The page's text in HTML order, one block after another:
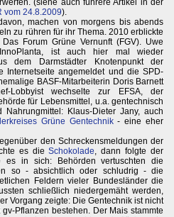
(siehe auch führere Artikel in der
vom 24.8.2009).
machen von morgens bis abends
zu rühren für ihr Thema. 2010 erblickte
Forum Grüne Vernunft (FGV). Uwe
ist auch hier mal wieder
dem Darmstädter Knotenpunkt der
Internetseite angemeldet und die SPD-
BASF-Mitarbeiterin Doris Barnett
Lobbyist wechselte zur EFSA, der
für Lebensmittel, u.a. gentechnisch
Klaus-Dieter Jany, auch
Grüne Gentechnik- eine eher
den Schreckensmeldungen der
es dieSchokolade, dann folgte der
es in sich: Behörden vertuschten die
so - absichtlich oder schludrig - die
Feldern vieler Bundesländer die
schließlich niedergemäht werden,
Vorgang zeigte: Die Gentechnik ist nicht
Pflanzen bestehen. Der Mais stammte